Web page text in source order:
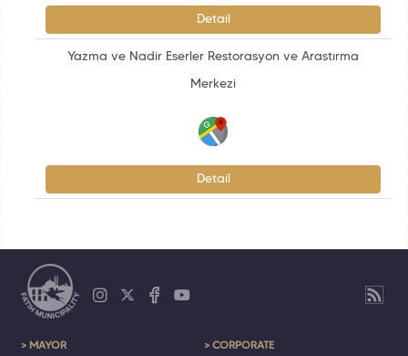
Detail
Yazma ve Nadir Eserler Restorasyon ve Araştırma
Merkezi
Detail
> MAYOR > CORPORATE